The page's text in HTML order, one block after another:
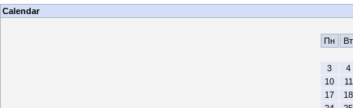
Calendar
Пн Вт
3
4
10
11
17
18